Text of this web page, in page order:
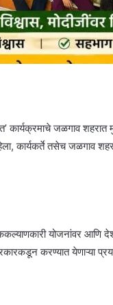
कार्यक्रमाचे जळगाव
कार्यकर्ते तसेच जळगाव
योजनांवर आणि
करण्यात येणाऱ्या